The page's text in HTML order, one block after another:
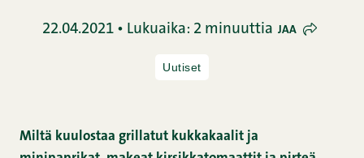
22.04.2021 • Lukuaika: 2 minuuttia JAA
Uutiset
Miltä kuulostaa grillatut kukkakaalit ja